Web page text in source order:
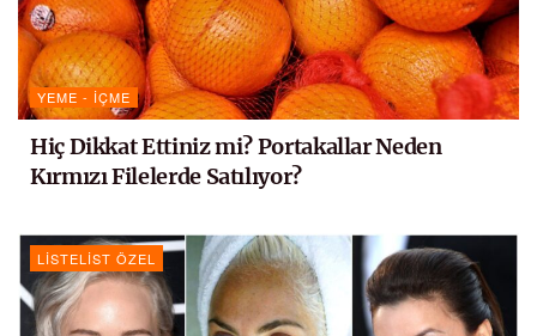
YEME - İÇME
Hiç Dikkat Ettiniz mi? Portakallar Neden
Kırmızı Filelerde Satılıyor?
LISTELIST ÖZEL